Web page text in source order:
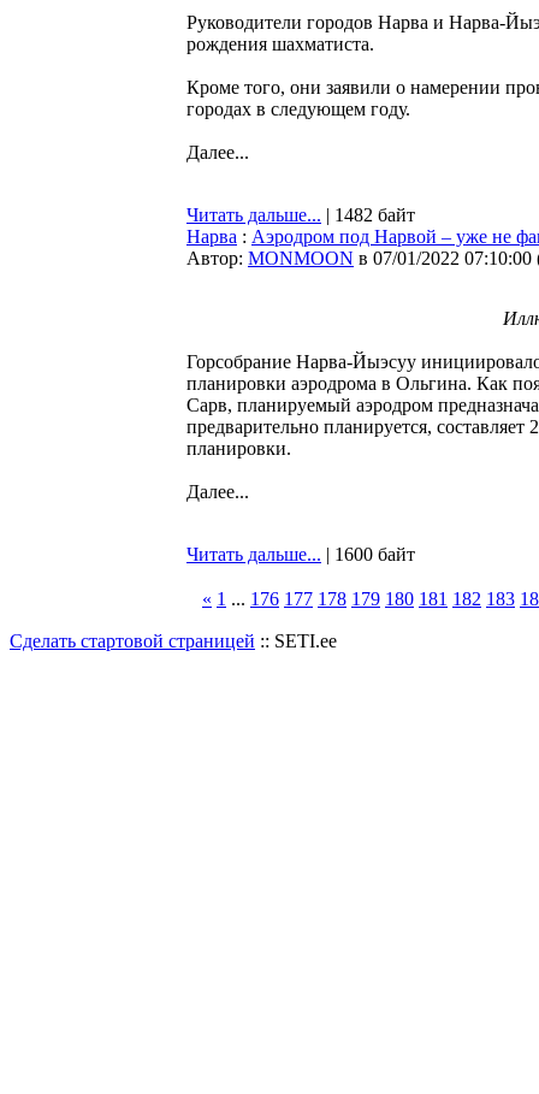
Руководители городов Нарва и Нарва-
рождения шахматиста.
Кроме того, они заявили о намерении
городах в следующем году.
Далее...
Читать дальше... | 1482 байт
Нарва : Аэродром под Нарвой – уже не
Автор: MONMOON в 07/01/2022 07:10:00
Горсобрание Нарва-Йыэсуу
планировки аэродрома в Ольгина. Как
Сарв, планируемый аэродром
предварительно планируется,
планировки.
Далее...
Читать дальше... | 1600 байт
« 1 ... 176 177 178 179 180 181 182 183
Сделать стартовой страницей :: SETI.ee